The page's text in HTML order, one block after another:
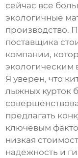
сейчас все
экологичные
производство.
поставщика
компании,
экологическим
Я уверен, что
лыжных курток
предлагать
ключевым
низкая
надежность и